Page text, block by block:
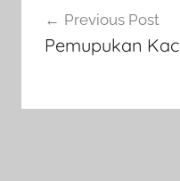
pos Previous Post
Pemupukan